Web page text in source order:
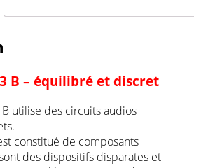
B – équilibré et discret
utilise des circuits audios
constitué de composants
des dispositifs disparates et